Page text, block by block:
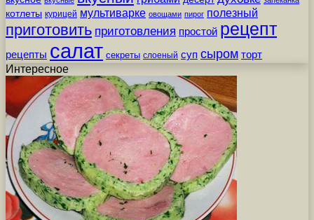
котлеты курицей мультиварке овощами пирог полезный
приготовить приготовления простой рецепт
рецепты салат секреты слоеный суп сыром торт
Интересное